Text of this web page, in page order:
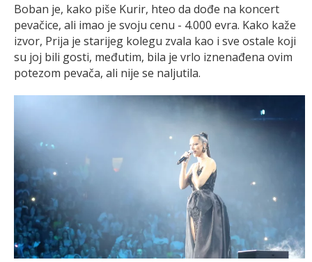
Boban je, kako piše Kurir, hteo da dođe na koncert
pevačice, ali imao je svoju cenu - 4.000 evra. Kako kaže
izvor, Prija je starijeg kolegu zvala kao i sve ostale koji
su joj bili gosti, međutim, bila je vrlo iznenađena ovim
potezom pevača, ali nije se naljutila.